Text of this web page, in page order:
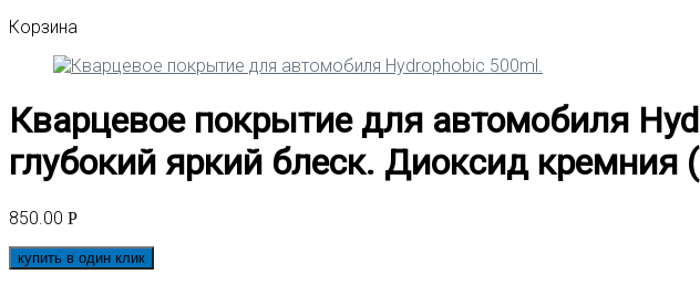
Корзина
Кварцевое покрытие для автомобиля
глубокий яркий блеск. Диоксид кремния
850.00 Р
купить в один клик